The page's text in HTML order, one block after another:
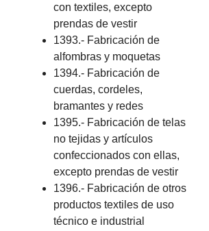
con textiles, excepto
prendas de vestir
1393.- Fabricación de
alfombras y moquetas
1394.- Fabricación de
cuerdas, cordeles,
bramantes y redes
1395.- Fabricación de telas
no tejidas y artículos
confeccionados con ellas,
excepto prendas de vestir
1396.- Fabricación de otros
productos textiles de uso
técnico e industrial